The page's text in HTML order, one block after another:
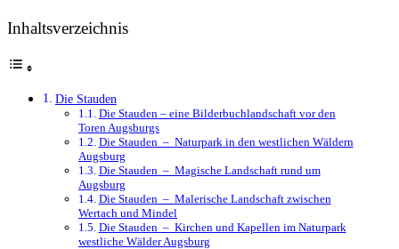
Inhaltsverzeichnis
Die Stauden
Die Stauden – eine Bilderbuchlandschaft vor den
Toren Augsburgs
Die Stauden – Naturpark in den westlichen Wäldern
Augsburg
Die Stauden – Magische Landschaft rund um
Augsburg
Die Stauden – Malerische Landschaft zwischen
Wertach und Mindel
Die Stauden – Kirchen und Kapellen im Naturpark
westliche Wälder Augsburg